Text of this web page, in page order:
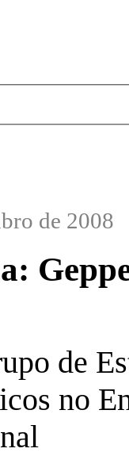
de 2008
de
no